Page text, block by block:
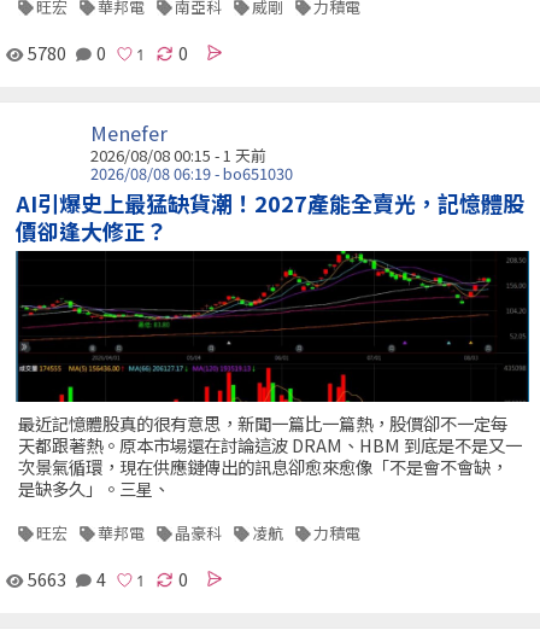
旺宏 華邦電 南亞科 威剛 力積電
5780 0 0
Menefer
2026/08/08 00:15 - 1 天前
2026/08/08 06:19 - bo651030
AI引爆史上最猛缺貨潮！2027產能全賣光，記憶體股
價卻逢大修正？
最近記憶體股真的很有意思，新聞一篇比一篇熱，股價卻不一定每
天都跟著熱。原本市場還在討論這波 DRAM、HBM 到底是不是又一
次景氣循環，現在供應鏈傳出的訊息卻愈來愈像「不是會不會缺，
是缺多久」。三星、
旺宏 華邦電 晶豪科 凌航 力積電
5663 4 0